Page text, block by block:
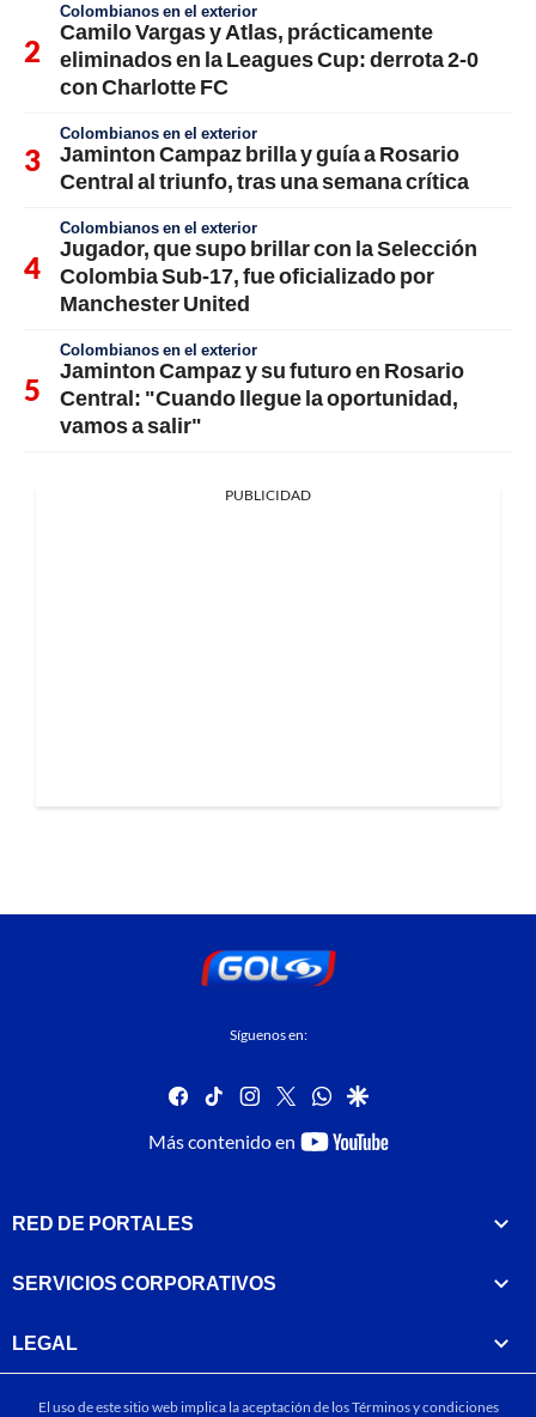
Colombianos en el exterior
Camilo Vargas y Atlas, prácticamente
eliminados en la Leagues Cup: derrota 2-0
con Charlotte FC
Colombianos en el exterior
Jaminton Campaz brilla y guía a Rosario
Central al triunfo, tras una semana crítica
Colombianos en el exterior
Jugador, que supo brillar con la Selección
Colombia Sub-17, fue oficializado por
Manchester United
Colombianos en el exterior
Jaminton Campaz y su futuro en Rosario
Central: "Cuando llegue la oportunidad,
vamos a salir"
PUBLICIDAD
Síguenos en:
facebook
tiktok instagram
twitterwhatsapp
google
Más contenido en
youtube-
RED DE PORTALES
SERVICIOS CORPORATIVOS
LEGAL
El uso de este sitio web implica la aceptación de losTérminos y condiciones